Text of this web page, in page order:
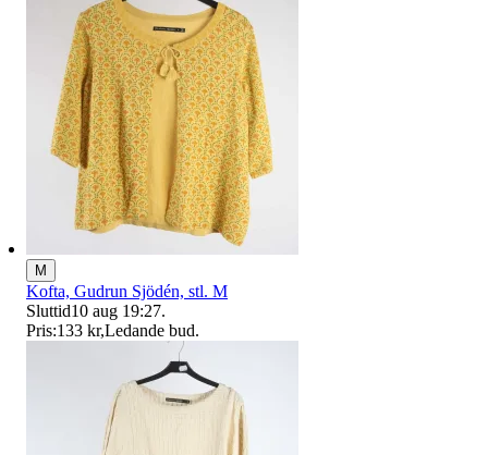
M
Kofta, Gudrun Sjödén, stl. M
Sluttid10 aug 19:27.
Pris:133 kr,Ledande bud.